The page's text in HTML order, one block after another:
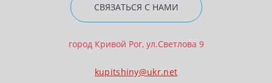
СВЯЗАТЬСЯ С НАМИ
город Кривой Рог, ул.Светлова 9
kupitshiny@ukr.net